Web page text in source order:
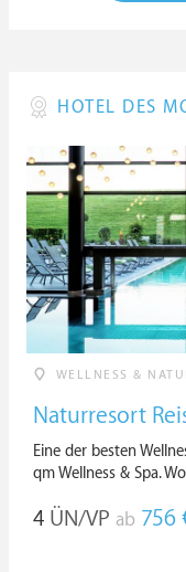
HOTEL DES
WELLNESS &
Naturresort
Eine der besten
qm Wellness & Spa.
4 ÜN/VP ab 756